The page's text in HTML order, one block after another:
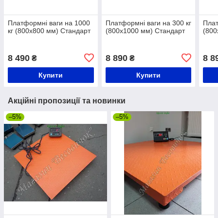
Платформні ваги на 1000
кг (800х800 мм) Стандарт
8 490 ₴
Купити
Платформні ваги на 300 кг
(800х1000 мм) Стандарт
8 890₴
Купити
8
Акційні пропозиції та новинки
–5% –5%